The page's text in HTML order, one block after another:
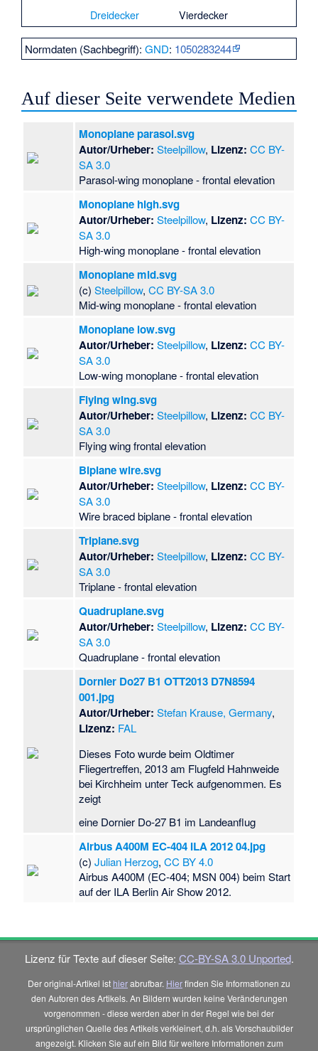
Dreidecker Vierdecker
Normdaten (Sachbegriff):GND: 1050283244
Auf dieser Seite verwendete Medien
Monoplane parasol.svg
Autor/Urheber: Steelpillow, Lizenz: CC BY-
SA 3.0
Parasol-wing monoplane - frontal elevation
Monoplane high.svg
Autor/Urheber: Steelpillow, Lizenz: CC BY-
SA 3.0
High-wing monoplane - frontal elevation
Monoplane mid.svg
(c)Steelpillow,CC BY-SA 3.0
Mid-wing monoplane - frontal elevation
Monoplane low.svg
Autor/Urheber: Steelpillow, Lizenz: CC BY-
SA 3.0
Low-wing monoplane - frontal elevation
Flying wing.svg
Autor/Urheber: Steelpillow, Lizenz: CC BY-
SA 3.0
Flying wing frontal elevation
Biplane wire.svg
Autor/Urheber: Steelpillow, Lizenz: CC BY-
SA 3.0
Wire braced biplane - frontal elevation
Triplane.svg
Autor/Urheber: Steelpillow, Lizenz: CC BY-
SA 3.0
Triplane - frontal elevation
Quadruplane.svg
Autor/Urheber: Steelpillow, Lizenz: CC BY-
SA 3.0
Quadruplane - frontal elevation
Dornier Do27 B1 OTT2013 D7N8594
001.jpg
Autor/Urheber: Stefan Krause, Germany,
Lizenz: FAL
Dieses Foto wurde beim Oldtimer
Fliegertreffen, 2013 am Flugfeld Hahnweide
bei Kirchheim unter Teck aufgenommen. Es
zeigt
eine Dornier Do-27 B1 im Landeanflug
Airbus A400M EC-404 ILA 2012 04.jpg
(c)Julian Herzog,CC BY 4.0
Airbus A400M (EC-404; MSN 004) beim Start
auf der ILA Berlin Air Show 2012.
Lizenz für Texte auf dieser Seite: CC-BY-SA 3.0 Unported.
Der original-Artikel ist hierabrufbar. Hierfinden Sie Informationen zu
den Autoren des Artikels. An Bildern wurden keine Veränderungen
vorgenommen - diese werden aber in der Regel wie bei der
ursprünglichen Quelle des Artikels verkleinert, d.h. als Vorschaubilder
angezeigt. Klicken Sie auf ein Bild für weitere Informationen zum